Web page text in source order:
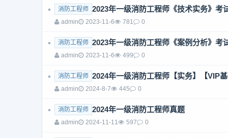
消防工程师 2023年一级消防工程师《技术实务》考
admin 2023-11-6 781 0
消防工程师 2023年一级消防工程师《案例分析》考
admin 2023-11-6 499 0
消防工程师 2024年一级消防工程师【实务】【VIP
admin 2024-8-7 445 0
消防工程师 2024年一级消防工程师真题
admin 2024-11-11 597 0